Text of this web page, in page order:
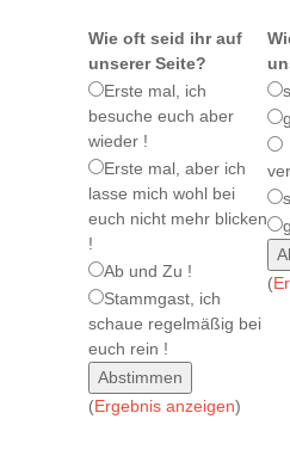
Wie oft seid ihr auf
unserer Seite?
Erste mal, ich
besuche euch aber
wieder !
Erste mal, aber ich
lasse mich wohl bei
euch nicht mehr blicken
!
Ab und Zu !
Stammgast, ich
schaue regelmäßig bei
euch rein !
(Ergebnis anzeigen)
(